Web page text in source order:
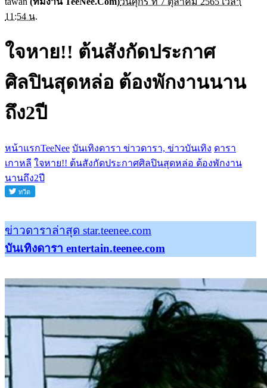
11:54 น.
ใจหาย!! ต้นสังกัดประกาศ
ศิลปินสุดหล่อ ต้องพักงานนาน
ถึง2ปี
หน้าแรกTeeNee บันเทิงดารา ข่าวดารา, ข่าวบันเทิง ดารา
เกาหลี ใจหาย!! ต้นสังกัดประกาศศิลปินสุดหล่อ ต้องพักงาน
นานถึง2ปี
ข่าวดาราล่าสุด star.teenee.com
บันเทิงดารา entertain.teenee.com